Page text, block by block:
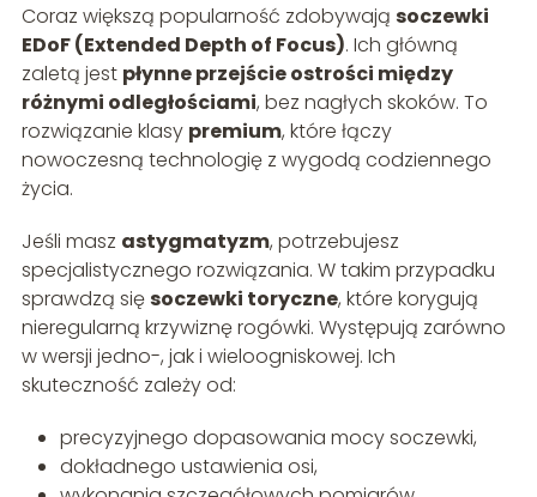
Coraz większą popularność zdobywają soczewki
EDoF (Extended Depth of Focus). Ich główną
zaletą jest płynne przejście ostrości między
różnymi odległościami, bez nagłych skoków. To
rozwiązanie klasy premium, które łączy
nowoczesną technologię z wygodą codziennego
życia.
Jeśli masz astygmatyzm, potrzebujesz
specjalistycznego rozwiązania. W takim przypadku
sprawdzą sięsoczewki toryczne, które korygują
nieregularną krzywiznę rogówki. Występują zarówno
w wersji jedno-, jak i wieloogniskowej. Ich
skuteczność zależy od:
precyzyjnego dopasowania mocy soczewki,
dokładnego ustawienia osi,